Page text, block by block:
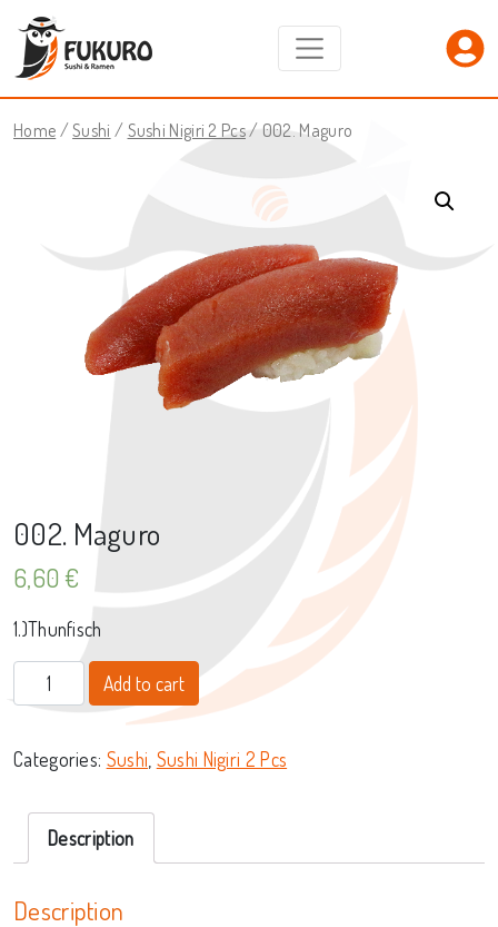
Home /Sushi /Sushi Nigiri 2 Pcs/ 002. Maguro
002. Maguro
6,60 €
1.)Thunfisch
002. Maguro quantity
Add to cart
Categories: Sushi Sushi Nigiri 2 Pcs
Description
Description